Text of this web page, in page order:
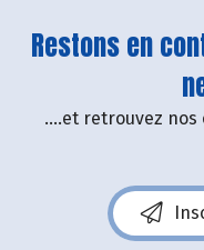
Restons en
....et retrouvez